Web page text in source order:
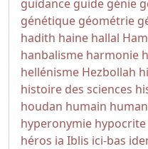
guidance guide génie
génétique géométrie
hadith haine hallal
hanbalisme harmonie
hellénisme Hezbollah
histoire des sciences
houdan humain
hyperonymie hypocrite
héros ia Iblis ici-bas